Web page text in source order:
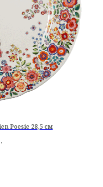
Poesie 28,5 см